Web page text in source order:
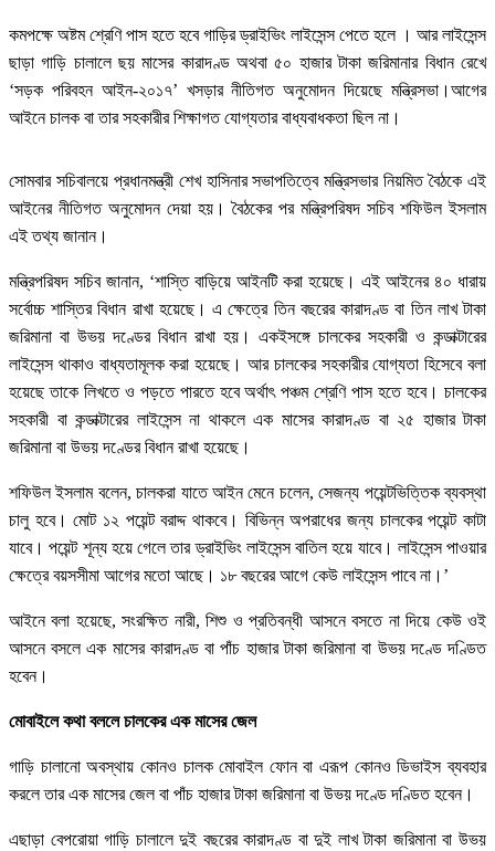
কমপক্ষে অষ্টম শ্রেণি পাস হতে হবে গাড়ির ড্রাইভিং লাইসেন্স পেতে হলে । আর লাইসেন্স
ছাড়া গাড়ি চালালে ছয় মাসের কারাদণ্ড অথবা ৫০ হাজার টাকা জরিমানার বিধান রেখে
‘সড়ক পরিবহন আইন-২০১৭’ খসড়ার নীতিগত অনুমোদন দিয়েছে মন্ত্রিসভা।আগের
আইনে চালক বা তার সহকারীর শিক্ষাগত যোগ্যতার বাধ্যবাধকতা ছিল না।
সোমবার সচিবালয়ে প্রধানমন্ত্রী শেখ হাসিনার সভাপতিত্বে মন্ত্রিসভার নিয়মিত বৈঠকে এই
আইনের নীতিগত অনুমোদন দেয়া হয়। বৈঠকের পর মন্ত্রিপরিষদ সচিব শফিউল ইসলাম
এই তথ্য জানান।
মন্ত্রিপরিষদ সচিব জানান, ‘শাস্তি বাড়িয়ে আইনটি করা হয়েছে। এই আইনের ৪০ ধারায়
সর্বোচ্চ শাস্তির বিধান রাখা হয়েছে। এ ক্ষেত্রে তিন বছরের কারাদণ্ড বা তিন লাখ টাকা
জরিমানা বা উভয় দণ্ডের বিধান রাখা হয়। একইসঙ্গে চালকের সহকারী ও কন্ডাক্টারের
লাইসেন্স থাকাও বাধ্যতামূলক করা হয়েছে। আর চালকের সহকারীর যোগ্যতা হিসেবে বলা
হয়েছে তাকে লিখতে ও পড়তে পারতে হবে অর্থাৎ পঞ্চম শ্রেণি পাস হতে হবে। চালকের
সহকারী বা কন্ডাক্টারের লাইসেন্স না থাকলে এক মাসের কারাদণ্ড বা ২৫ হাজার টাকা
জরিমানা বা উভয় দণ্ডের বিধান রাখা হয়েছে।
শফিউল ইসলাম বলেন, চালকরা যাতে আইন মেনে চলেন, সেজন্য পয়েন্টভিত্তিক ব্যবস্থা
চালু হবে। মোট ১২ পয়েন্ট বরাদ্দ থাকবে। বিভিন্ন অপরাধের জন্য চালকের পয়েন্ট কাটা
যাবে। পয়েন্ট শূন্য হয়ে গেলে তার ড্রাইভিং লাইসেন্স বাতিল হয়ে যাবে। লাইসেন্স পাওয়ার
ক্ষেত্রে বয়সসীমা আগের মতো আছে। ১৮ বছরের আগে কেউ লাইসেন্স পাবে না।’
আইনে বলা হয়েছে, সংরক্ষিত নারী, শিশু ও প্রতিবন্ধী আসনে বসতে না দিয়ে কেউ ওই
আসনে বসলে এক মাসের কারাদণ্ড বা পাঁচ হাজার টাকা জরিমানা বা উভয় দণ্ডে দণ্ডিত
হবেন।
মোবাইলে কথা বললে চালকের এক মাসের জেল
গাড়ি চালানো অবস্থায় কোনও চালক মোবাইল ফোন বা এরূপ কোনও ডিভাইস ব্যবহার
করলে তার এক মাসের জেল বা পাঁচ হাজার টাকা জরিমানা বা উভয় দণ্ডে দণ্ডিত হবেন।
এছাড়া বেপরোয়া গাড়ি চালালে দুই বছরের কারাদণ্ড বা দুই লাখ টাকা জরিমানা বা উভয়